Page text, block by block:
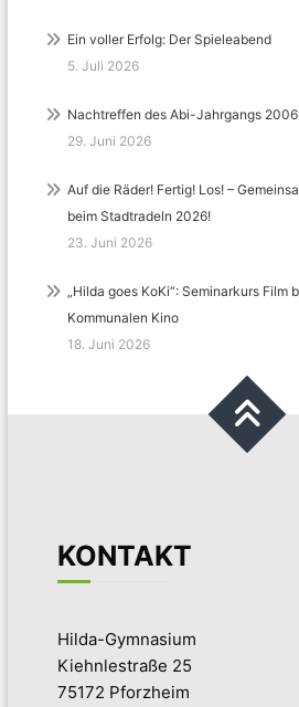
Ein voller Erfolg: Der Spieleabend
5. Juli 2026
Nachtreffen des Abi-Jahrgangs 2006
29. Juni 2026
Auf die Räder! Fertig! Los! –
beim Stadtradeln 2026!
23. Juni 2026
„Hilda goes KoKi“: Seminarkurs Film
Kommunalen Kino
18. Juni 2026
KONTAKT
Hilda-Gymnasium
Kiehnlestraße 25
75172 Pforzheim